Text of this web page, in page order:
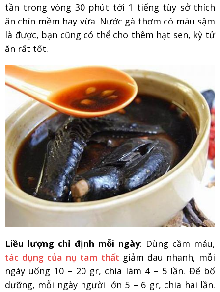
tần trong vòng 30 phút tới 1 tiếng tùy sở thích
ăn chín mềm hay vừa. Nước gà thơm có màu sậm
là được, bạn cũng có thể cho thêm hạt sen, kỳ tử
ăn rất tốt.
Liều lượng chỉ định mỗi ngày: Dùng cầm máu,
tác dụng của nụ tam thất giảm đau nhanh, mỗi
ngày uống 10 – 20 gr, chia làm 4 – 5 lần. Để bổ
dưỡng, mỗi ngày người lớn 5 – 6 gr, chia hai lần.